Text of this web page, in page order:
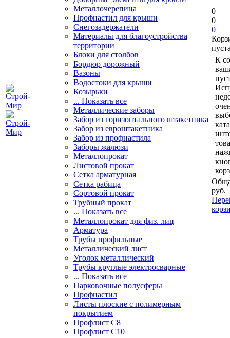
Металлочерепица
Профнастил для крыши
Снегозадержатели
Материалы для благоустройства
территории
Блоки для столбов
Бордюр дорожный
Вазоны
Водостоки для крыши
Козырьки
... Показать все
Металлические заборы
Забор из горизонтального штакетника
Забор из евроштакетника
Забор из профнастила
Заборы жалюзи
Металлопрокат
Листовой прокат
Сетка арматурная
Сетка рабица
Сортовой прокат
Трубный прокат
... Показать все
Металлопрокат для физ. лиц
Арматура
Трубы профильные
Металлический лист
Уголок металлический
Трубы круглые электросварные
... Показать все
Парковочные полусферы
Профнастил
Листы плоские с полимерным
покрытием
Профлист С8
Профлист С10
0
0
0
К
руб.